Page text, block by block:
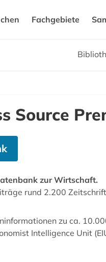
Fachgebiete
Source
zur Wirtschaft.
rund 2.200
zu ca.
Intelligence Unit